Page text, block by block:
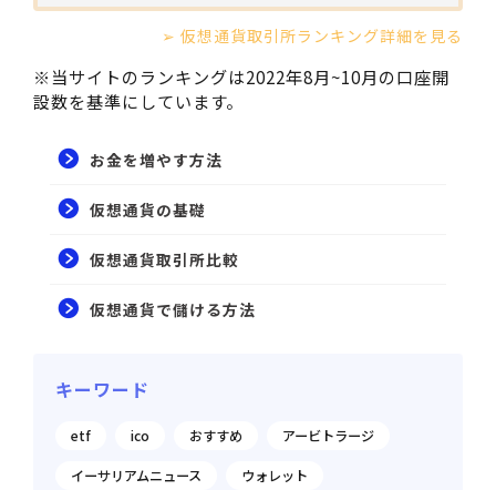
➢ 仮想通貨取引所ランキング詳細を見る
※当サイトのランキングは2022年8月~10月の口座開
設数を基準にしています。
お金を増やす方法
仮想通貨の基礎
仮想通貨取引所比較
仮想通貨で儲ける方法
キーワード
etf ico おすすめ
アービトラージ
イーサリアムニュース
ウォレット